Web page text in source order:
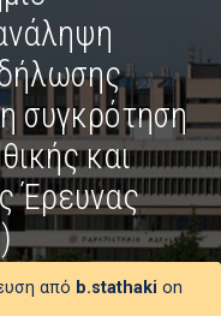
συγκρότηση
και
Έρευνας
από b.stathaki on